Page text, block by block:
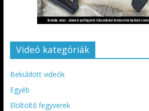
Videó kategóriák
Beküldött videók
Egyéb
Elöltöltő fegyverek